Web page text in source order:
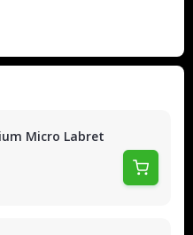
Micro Labret